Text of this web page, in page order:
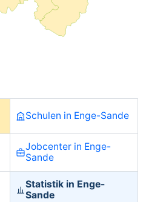
Schulen in Enge-Sande
Jobcenter in Enge-
Sande
Statistik in Enge-
Sande